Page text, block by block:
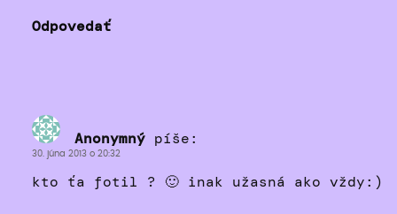
Odpovedať
Anonymný píše:
30. júna 2013 o 20:32
kto ťa fotil ? 🙂 inak užasná ako vždy:)